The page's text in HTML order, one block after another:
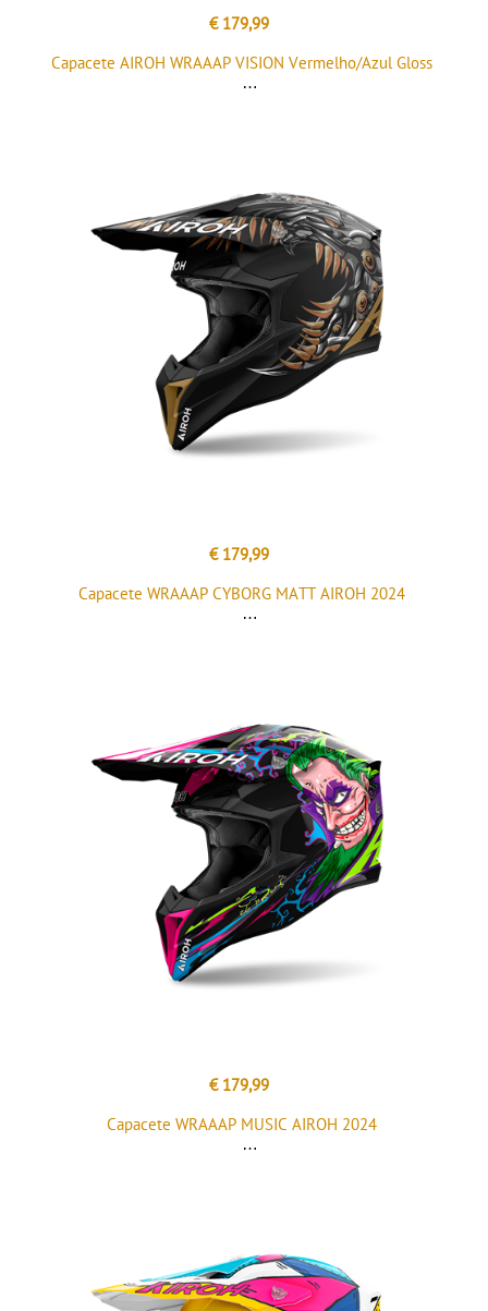
€ 179,99
Capacete AIROH WRAAAP VISION Vermelho/Azul Gloss
€ 179,99
Capacete WRAAAP CYBORG MATT AIROH 2024
€ 179,99
Capacete WRAAAP MUSIC AIROH 2024